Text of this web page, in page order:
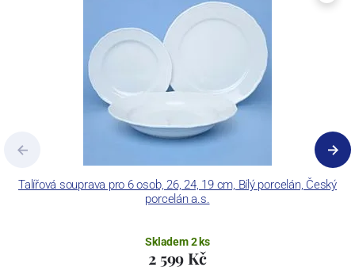
Talířová souprava pro 6 osob, 26, 24, 19 cm, Bílý porcelán, Český
porcelán a.s.
Skladem 2 ks
2 599 Kč